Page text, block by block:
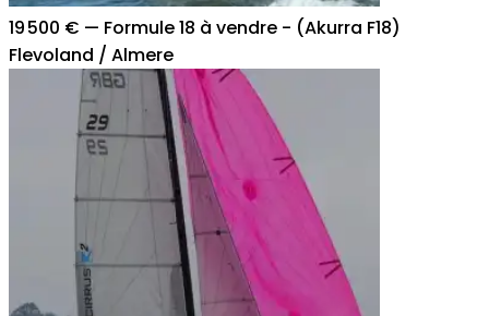
19 500 € — Formule 18 à vendre - (Akurra F18)
Flevoland / Almere